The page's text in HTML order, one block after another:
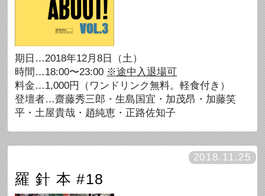
期日…2018年12月8日（土）
時間…18:00〜23:00 ※途中入退場可
料金…1,000円（ワンドリンク無料。軽食付き）
登壇者…齋藤秀三郎・生島国宜・加茂昂・加藤笑
平・土屋貴哉・趙純恵・正路佐知子
2018.11.25
羅 針 本 #18